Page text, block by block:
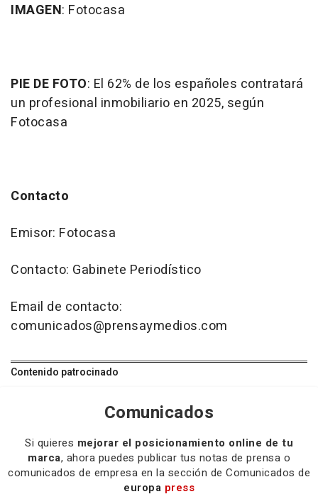
IMAGEN: Fotocasa
PIE DE FOTO: El 62% de los españoles contratará
un profesional inmobiliario en 2025, según
Fotocasa
Contacto
Emisor: Fotocasa
Contacto: Gabinete Periodístico
Email de contacto:
comunicados@prensaymedios.com
Contenido patrocinado
Comunicados
Si quieres mejorar el posicionamiento online de tu
marca, ahora puedes publicar tus notas de prensa o
comunicados de empresa en la sección de Comunicados de
europa press